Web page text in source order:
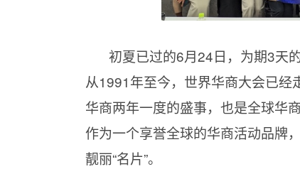
初夏已过的6月24日，为期3天
从1991年至今，世界华商大会已
华商两年一度的盛事，也是全球华
作为一个享誉全球的华商活动品牌
靓丽“名片”。